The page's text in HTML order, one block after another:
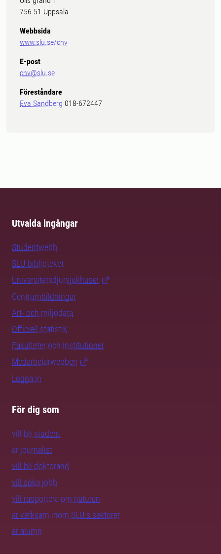
756 51 Uppsala
Webbsida
www.slu.se/cnv
E-post
cnv@slu.se
Föreståndare
Eva Sandberg 018-672447
Utvalda ingångar
Studentwebb
SLU-biblioteket
Universitetsdjursjukhuset
Centrumbildningar
Art- och miljödata
Officiell statistik
Fakulteter och institutioner
Medarbetarwebben
Logga in
För dig som
vill bli student
är journalist
vill bli doktorand
vill söka jobb
vill rapportera om naturen
är verksam inom SLU:s sektorer
är alumn